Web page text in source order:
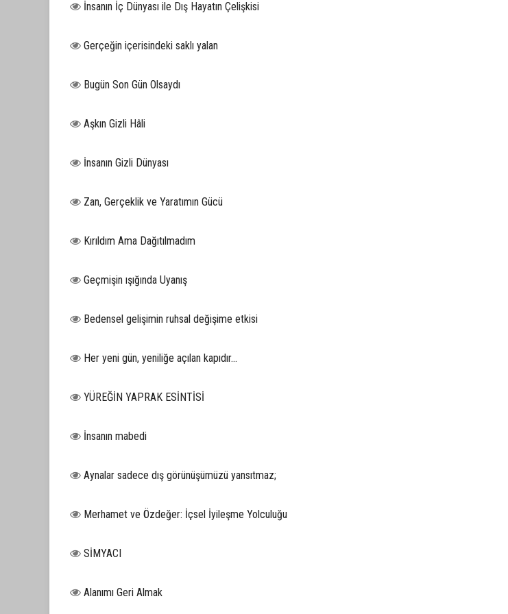
İnsanın İç Dünyası ile Dış Hayatın Çelişkisi
Gerçeğin içerisindeki saklı yalan
Bugün Son Gün Olsaydı
Aşkın Gizli Hâli
İnsanın Gizli Dünyası
Zan, Gerçeklik ve Yaratımın Gücü
Kırıldım Ama Dağıtılmadım
Geçmişin ışığında Uyanış
Bedensel gelişimin ruhsal değişime etkisi
Her yeni gün, yeniliğe açılan kapıdır...
YÜREĞİN YAPRAK ESİNTİSİ
İnsanın mabedi
Aynalar sadece dış görünüşümüzü yansıtmaz;
Merhamet ve Özdeğer: İçsel İyileşme Yolculuğu
SİMYACI
Alanımı Geri Almak